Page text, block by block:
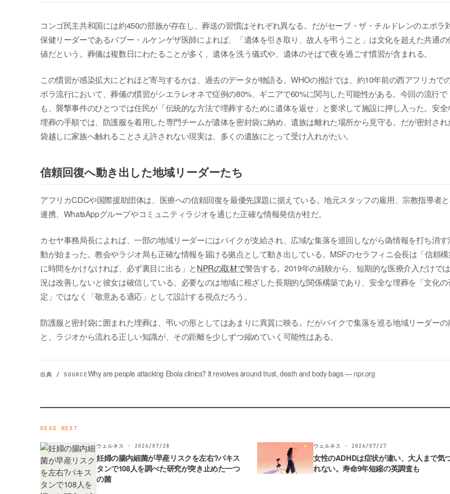
コンゴ民主共和国には約450の部族が存在し、葬送の習慣はそれぞれ異なる。だがセーブ・ザ・チルドレンのエボラ
保健リーダーであるバブー・ルケンゲザ医師によれば、「遺体を引き取り、故人を弔うこと」は文化を超えた共通の
値だという。葬儀は複数日にわたることが多く、遺体を洗う儀式や、遺体のそばで夜を過ごす慣習が含まれる。
この慣習が感染拡大にどれほど寄与するかは、過去のデータが物語る。WHOの推計では、約10年前の西アフリカで
ボラ流行において、葬儀の慣習がシエラレオネで症例の80%、ギニアで60%に関与した可能性がある。今回の流行で
も、襲撃事件のひとつでは住民が「伝統的な方法で埋葬するために遺体を返せ」と要求して施設に押し入った。安全
埋葬の手順では、防護服を着用した専門チームが遺体を密封袋に納め、遺族は離れた場所から見守る。だが密封され
袋越しに家族へ触れることさえ許されない現実は、多くの遺族にとって受け入れがたい。
信頼回復へ動き出した地域リーダーたち
アフリカCDCや国際援助団体は、医療への信頼回復を最優先課題に据えている。地元スタッフの雇用、宗教指導者
連携、WhatsAppグループやコミュニティラジオを通じた正確な情報発信が柱だ。
カセヤ事務局長によれば、一部の地域リーダーにはバイクが支給され、広域な集落を巡回しながら偽情報を打ち消す
動が始まった。教会やラジオ局も正確な情報を届ける拠点として動き出している。MSFのセラフィニ会長は「信頼
に時間をかけなければ、必ず裏目に出る」とNPRの取材で警告する。2019年の経験から、短期的な医療介入だけで
況は改善しないと彼女は確信している。必要なのは地域に根ざした長期的な関係構築であり、安全な埋葬を「文化の
定」ではなく「敬意ある適応」として設計する視点だろう。
防護服と密封袋に囲まれた埋葬は、弔いの形としてはあまりに異質に映る。だがバイクで集落を巡る地域リーダーの
と、ラジオから流れる正しい知識が、その距離を少しずつ縮めていく可能性はある。
出典 / SOURCEWhy are people attacking Ebola clinics? It revolves around trust, death and body bags — npr.org
READ NEXT
ウェルネス · 2026/07/28
妊婦の腸内細菌が早産リスクを左右?パキス
タンで108人を調べた研究が突き止めた一つ
の菌
ウェルネス · 2026/07/27
女性のADHDは症状が違い、大人まで気
れない。寿命9年短縮の英調査も